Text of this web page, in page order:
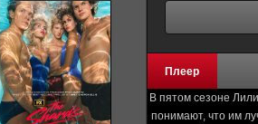
Плеер
В пятом сезоне
понимают, что им